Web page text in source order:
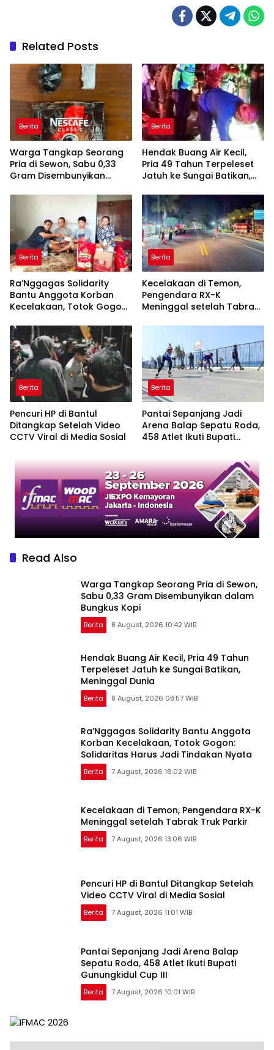
Related Posts
Berita
Warga Tangkap Seorang
Pria di Sewon, Sabu 0,33
Gram Disembunyikan
Berita
Hendak Buang Air Kecil,
Pria 49 Tahun Terpeleset
Jatuh ke Sungai Batikan,
Berita
Ra’Nggagas Solidarity
Bantu Anggota Korban
Kecelakaan, Totok Gogon:
Tindakan Nyata
Berita
Kecelakaan di Temon,
Pengendara RX-K
Meninggal setelah Tabrak
Berita
Pencuri HP di Bantul
Ditangkap Setelah Video
CCTV Viral di Media Sosial
Berita
Pantai Sepanjang Jadi
Arena Balap Sepatu Roda,
458 Atlet Ikuti Bupati
Read Also
Warga Tangkap Seorang Pria di Sewon,
Sabu 0,33 Gram Disembunyikan dalam
Bungkus Kopi
Berita 8 August, 2026 10:42 WIB
Hendak Buang Air Kecil, Pria 49 Tahun
Terpeleset Jatuh ke Sungai Batikan,
Meninggal Dunia
Berita 8 August, 2026 08:57 WIB
Ra’Nggagas Solidarity Bantu Anggota
Korban Kecelakaan, Totok Gogon:
Solidaritas Harus Jadi Tindakan Nyata
Berita 7 August, 2026 16:02 WIB
Kecelakaan di Temon, Pengendara RX-K
Meninggal setelah Tabrak Truk Parkir
Berita 7 August, 2026 13:06 WIB
Pencuri HP di Bantul Ditangkap Setelah
Video CCTV Viral di Media Sosial
Berita 7 August, 2026 11:01 WIB
Pantai Sepanjang Jadi Arena Balap
Sepatu Roda, 458 Atlet Ikuti Bupati
Gunungkidul Cup III
Berita 7 August, 2026 10:01 WIB